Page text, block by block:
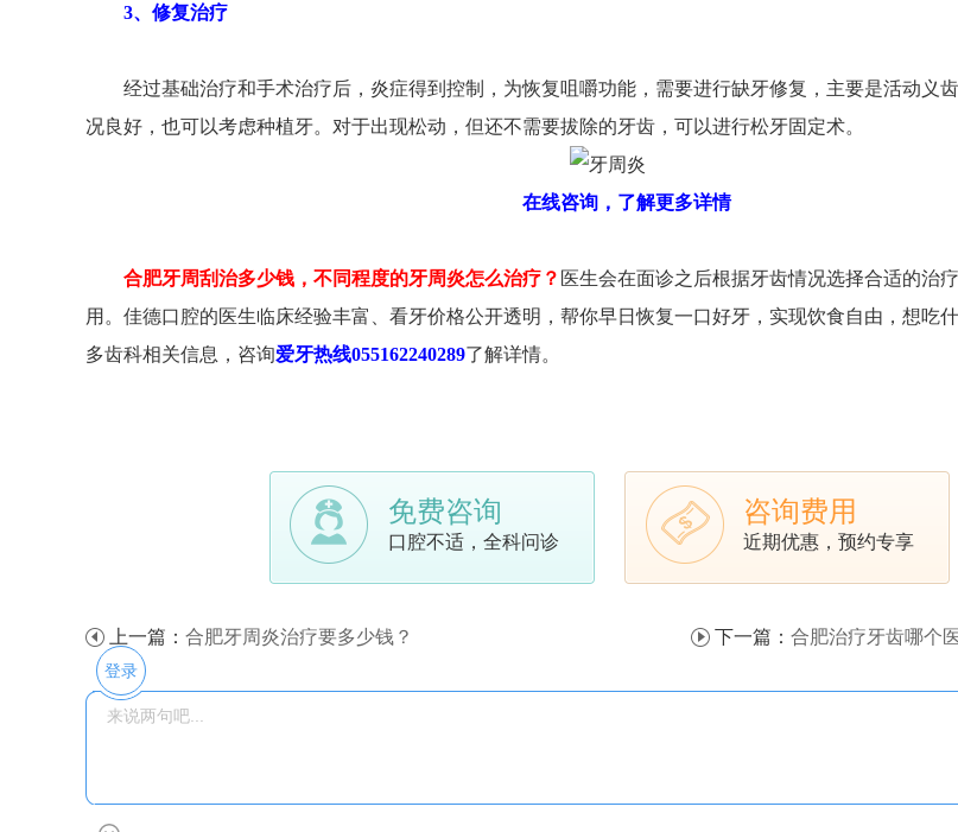
3、修复治疗
经过基础治疗和手术治疗后，炎症得到控制，为恢复咀嚼功能，需要进行缺牙修复，主要是活动义
况良好，也可以考虑种植牙。对于出现松动，但还不需要拔除的牙齿，可以进行松牙固定术。
在线咨询，了解更多详情
合肥牙周刮治多少钱，不同程度的牙周炎怎么治疗？ 医生会在面诊之后根据牙齿情况选择合适的治
用。佳德口腔的医生临床经验丰富、看牙价格公开透明，帮你早日恢复一口好牙，实现饮食自由，想吃
多齿科相关信息，咨询爱牙热线055162240289了解详情。
免费咨询
口腔不适，全科问诊
咨询费用
近期优惠，预约专享
上一篇： 合肥牙周炎治疗要多少钱？ 下一篇： 合肥治疗牙齿哪个医院好，
登录